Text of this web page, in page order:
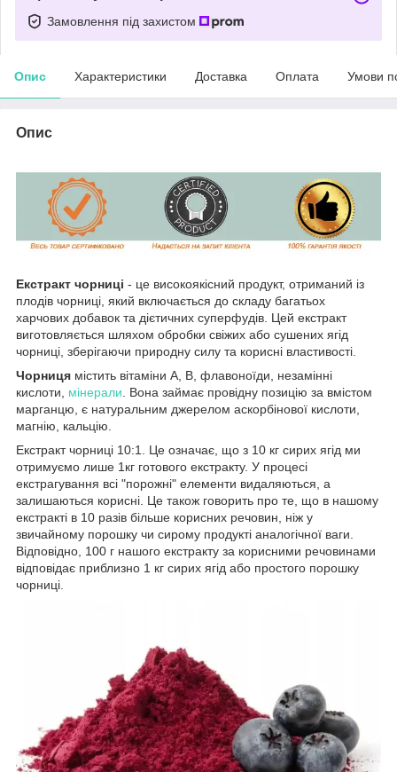
Замовлення під захистом
Опис Характеристики Доставка Оплата Умови
Опис
Екстракт чорниці - це високоякісний продукт, отриманий із
плодів чорниці, який включається до складу багатьох
харчових добавок та дієтичних суперфудів. Цей екстракт
виготовляється шляхом обробки свіжих або сушених ягід
чорниці, зберігаючи природну силу та корисні властивості.
Чорниця містить вітаміни А, B, флавоноїди, незамінні
кислоти, мінерали. Вона займає провідну позицію за вмістом
марганцю, є натуральним джерелом аскорбінової кислоти,
магнію, кальцію.
Екстракт чорниці 10:1. Це означає, що з 10 кг сирих ягід ми
отримуємо лише 1кг готового екстракту. У процесі
екстрагування всі "порожні" елементи видаляються, а
залишаються корисні. Це також говорить про те, що в нашому
екстракті в 10 разів більше корисних речовин, ніж у
звичайному порошку чи сирому продукті аналогічної ваги.
Відповідно, 100 г нашого екстракту за корисними речовинами
відповідає приблизно 1 кг сирих ягід або простого порошку
чорниці.